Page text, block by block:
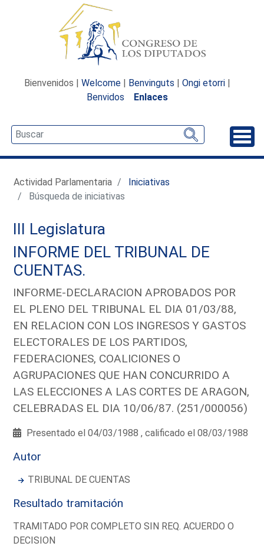
Bienvenidos | Welcome | Benvinguts | Ongi etorri |
Benvidos
Enlaces
Actividad Parlamentaria
Iniciativas
Búsqueda de iniciativas
III Legislatura
INFORME DEL TRIBUNAL DE
CUENTAS.
INFORME-DECLARACION APROBADOS POR
EL PLENO DEL TRIBUNAL EL DIA 01/03/88,
EN RELACION CON LOS INGRESOS Y GASTOS
ELECTORALES DE LOS PARTIDOS,
FEDERACIONES, COALICIONES O
AGRUPACIONES QUE HAN CONCURRIDO A
LAS ELECCIONES A LAS CORTES DE ARAGON,
CELEBRADAS EL DIA 10/06/87. (251/000056)
Presentado el 04/03/1988 , calificado el 08/03/1988
Autor
TRIBUNAL DE CUENTAS
Resultado tramitación
TRAMITADO POR COMPLETO SIN REQ. ACUERDO O
DECISION